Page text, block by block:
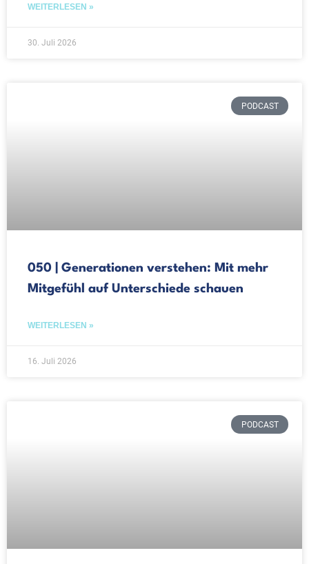
WEITERLESEN »
30. Juli 2026
PODCAST
050 | Generationen verstehen: Mit mehr
Mitgefühl auf Unterschiede schauen
WEITERLESEN »
16. Juli 2026
PODCAST